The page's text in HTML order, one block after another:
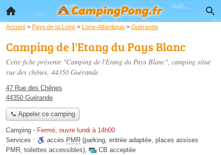
Accueil > Pays de la Loire > Loire-Atlantique > Guérande
Camping de l'Etang du Pays Blanc
Cette fiche présente "Camping de l'Etang du Pays Blanc", camping situé
rue des chênes, 44350 Guérande.
47 Rue des Chênes
44350 Guérande
📞 Appeler ce camping
Camping - Fermé, ouvre lundi à 14h00
Services :
accès PMR (parking, entrée adaptée, places assises
PMR, toilettes accessibles), CB acceptée